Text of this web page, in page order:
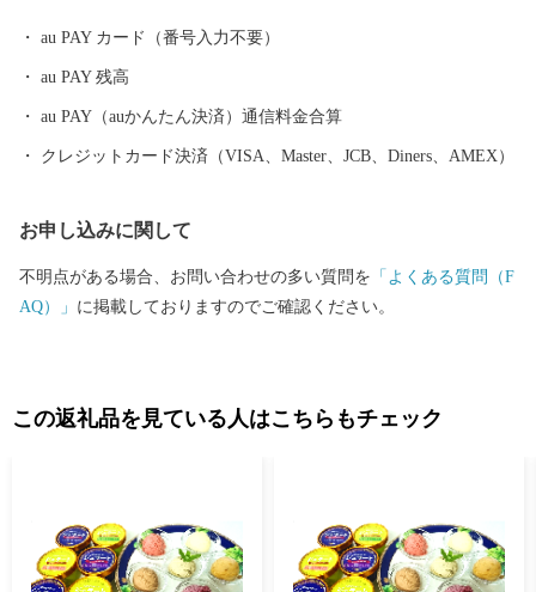
au PAY カード（番号入力不要）
au PAY 残高
au PAY（auかんたん決済）通信料金合算
クレジットカード決済（VISA、Master、JCB、Diners、AMEX）
お申し込みに関して
不明点がある場合、お問い合わせの多い質問を 「よくある質問（F
AQ）」 に掲載しておりますのでご確認ください。
この返礼品を見ている人はこちらもチェック